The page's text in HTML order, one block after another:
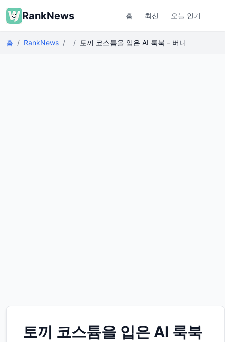
RankNews 홈 최신 오늘 인기
홈 RankNews 토끼 코스튬을 입은 AI 룩북 – 버니
토끼 코스튬을 입은 AI 룩북